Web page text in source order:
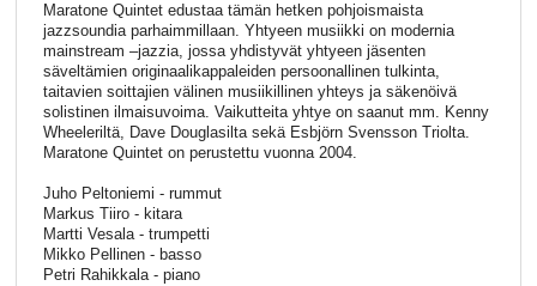
Maratone Quintet edustaa tämän hetken pohjoismaista
jazzsoundia parhaimmillaan. Yhtyeen musiikki on modernia
mainstream –jazzia, jossa yhdistyvät yhtyeen jäsenten
säveltämien originaalikappaleiden persoonallinen tulkinta,
taitavien soittajien välinen musiikillinen yhteys ja säkenöivä
solistinen ilmaisuvoima. Vaikutteita yhtye on saanut mm. Kenny
Wheeleriltä, Dave Douglasilta sekä Esbjörn Svensson Triolta.
Maratone Quintet on perustettu vuonna 2004.
Juho Peltoniemi - rummut
Markus Tiiro - kitara
Martti Vesala - trumpetti
Mikko Pellinen - basso
Petri Rahikkala - piano